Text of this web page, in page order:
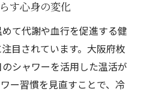
る温活シャワーの方法
ーを癒しの時間に変える
日の冷えをリセットする
す心身の変化
て代謝や血行を促進する健
目されています。大阪府枚
シャワーを活用した温活が
ー習慣を見直すことで、冷